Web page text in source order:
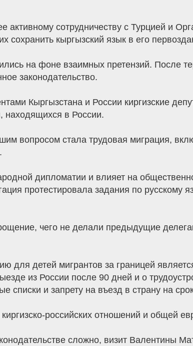
сотрудничеству с Турцией и
сохранить кыргызский язык в его
на фоне взаимных претензий. После
законодательство.
Кыргызстана и России киргизские
находящихся в России.
вопросом стала трудовая миграция,
дипломатии и влияет на
протестировала задания по русскому
чего не делали предыдущие
для детей мигрантов за границей
из России после 90 дней и о
списки и запрету на въезд в страну на
российских отношений и общей
сложно, визит Валентины